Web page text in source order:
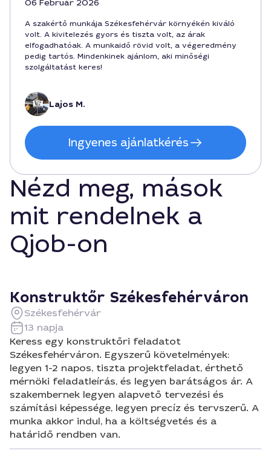
06 Február 2026
A szakértő munkája Székesfehérvár környékén kiváló
volt. A kivitelezés gyors és tiszta volt, az árak
elfogadhatóak. A munkaidő rövid volt, a végeredmény
pedig tartós. Mindenkinek ajánlom, aki minőségi
szolgáltatást keres!
Lajos M.
Ingyenes ajánlatkérés
Nézd meg, mások
mit rendelnek a
Qjob-on
Konstruktőr Székesfehérváron
Székesfehérvár
13 napja
Keress egy konstruktőri feladatot
Székesfehérváron. Egyszerű követelmények:
legyen 1-2 napos, tiszta projektfeladat, érthető
mérnöki feladatleírás, és legyen barátságos ár. A
szakembernek legyen alapvető tervezési és
számítási képessége, legyen precíz és tervszerű. A
munka akkor indul, ha a költségvetés és a
határidő rendben van.